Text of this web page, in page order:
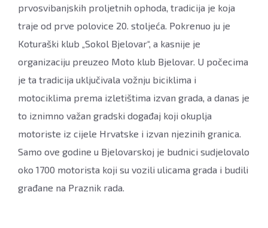
prvosvibanjskih proljetnih ophoda, tradicija je koja
traje od prve polovice 20. stoljeća. Pokrenuo ju je
Koturaški klub „Sokol Bjelovar“, a kasnije je
organizaciju preuzeo Moto klub Bjelovar. U počecima
je ta tradicija uključivala vožnju biciklima i
motociklima prema izletištima izvan grada, a danas je
to iznimno važan gradski događaj koji okuplja
motoriste iz cijele Hrvatske i izvan njezinih granica.
Samo ove godine u Bjelovarskoj je budnici sudjelovalo
oko 1700 motorista koji su vozili ulicama grada i budili
građane na Praznik rada.